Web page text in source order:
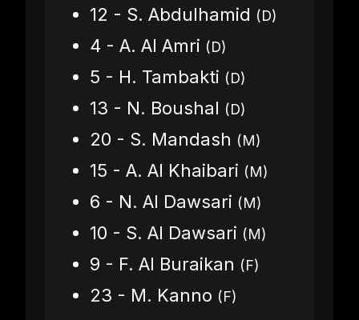
12 - S. Abdulhamid (D)
4 - A. Al Amri (D)
5 - H. Tambakti (D)
13 - N. Boushal (D)
20 - S. Mandash (M)
15 - A. Al Khaibari (M)
6 - N. Al Dawsari (M)
10 - S. Al Dawsari (M)
9 - F. Al Buraikan (F)
23 - M. Kanno (F)